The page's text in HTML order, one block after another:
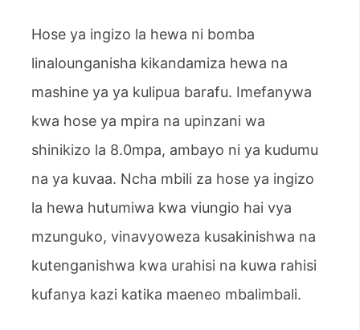
Hose ya ingizo la hewa ni bomba
linalounganisha kikandamiza hewa na
mashine ya ya kulipua barafu. Imefanywa
kwa hose ya mpira na upinzani wa
shinikizo la 8.0mpa, ambayo ni ya kudumu
na ya kuvaa. Ncha mbili za hose ya ingizo
la hewa hutumiwa kwa viungio hai vya
mzunguko, vinavyoweza kusakinishwa na
kutenganishwa kwa urahisi na kuwa rahisi
kufanya kazi katika maeneo mbalimbali.